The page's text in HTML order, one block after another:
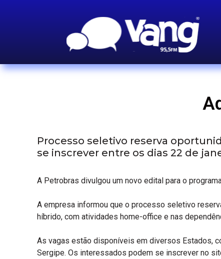
Processo seletivo reserva
se inscrever entre os dias 22 de
A Petrobras divulgou um novo edital para o
A empresa informou que o processo seletivo
híbrido, com atividades home-office e nas
As vagas estão disponíveis em diversos Estados,
Sergipe. Os interessados podem se inscrever no